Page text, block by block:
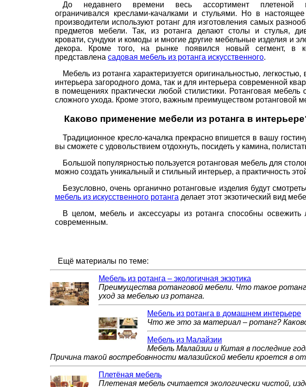
До недавнего времени весь ассортимент плетеной
ограничивался креслами-качалками и стульями. Но в
производители используют ротанг для изготовления самых
предметов мебели. Так, из ротанга делают столы и стулья,
кровати, сундуки и комоды и многие другие мебельные изделия и
декора. Кроме того, на рынке появился новый сегмент, в
представлена садовая мебель из ротанга искусственного.
Мебель из ротанга характеризуется оригинальностью,
интерьера загородного дома, так и для интерьера современной
в помещениях практически любой стилистики. Ротанговая
сложного ухода. Кроме этого, важным преимуществом ротанговой
Каково применение мебели из ротанга в
Традиционное кресло-качалка прекрасно впишется в вашу
вы сможете с удовольствием отдохнуть, посидеть у камина,
Большой популярностью пользуется ротанговая мебель для
можно создать уникальный и стильный интерьер, а практичность
Безусловно, очень органично ротанговые изделия будут
мебель из искусственного ротанга делает этот экзотический вид
В целом, мебель и аксессуары из ротанга способны
современным.
Ещё материалы по теме:
Мебель из ротанга – экологичная экзотика
Преимущества ротанговой мебели. Что такое
уход за мебелью из ротанга.
Мебель из ротанга в домашнем интерьере
Что же это за материал – ротанг?
Мебель из Малайзии
Мебель Малайзии и Китая в последние
Причина такой востребовнности малазийской мебели кроется в
Плетёная мебель
Плетеная мебель считается экологически чистой,